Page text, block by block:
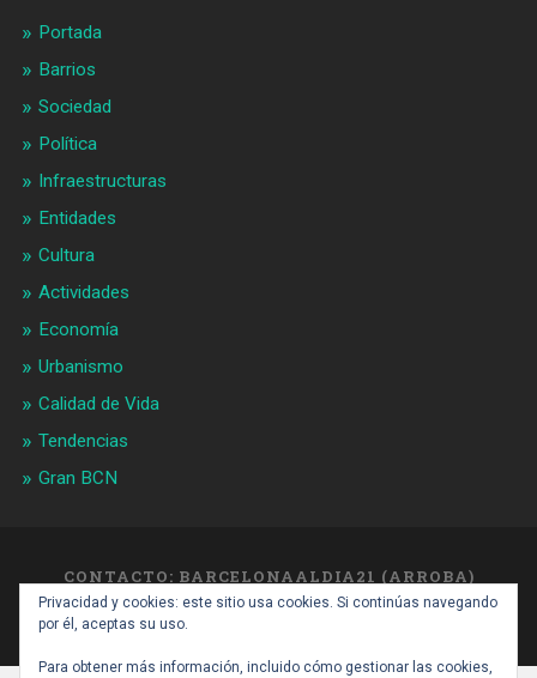
Portada
Barrios
Sociedad
Política
Infraestructuras
Entidades
Cultura
Actividades
Economía
Urbanismo
Calidad de Vida
Tendencias
Gran BCN
CONTACTO: BARCELONAALDIA21 (ARROBA)
GMAIL.COM
Privacidad y cookies: este sitio usa cookies. Si continúas navegando
por él, aceptas su uso.
Para obtener más información, incluido cómo gestionar las cookies,